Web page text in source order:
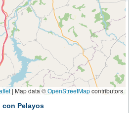
| Map data ©OpenStreetMapcontributors
con Pelayos